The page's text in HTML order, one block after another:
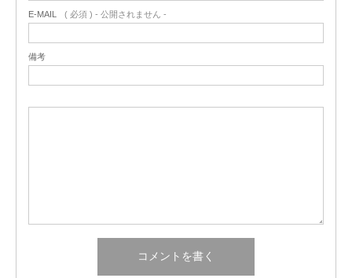
E-MAIL ( 必須 ) - 公開されません -
備考